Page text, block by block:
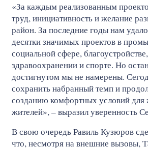
«За каждым реализованным
труд, инициативность и желание
район. За последние годы нам
десятки значимых проектов в
социальной сфере,
здравоохранении и спорте. Но
достигнутом мы не намерены.
сохранить набранный темп и
созданию комфортных условий
жителей», – выразил уверенность
В свою очередь Равиль Кузюров
что, несмотря на внешние вызовы,